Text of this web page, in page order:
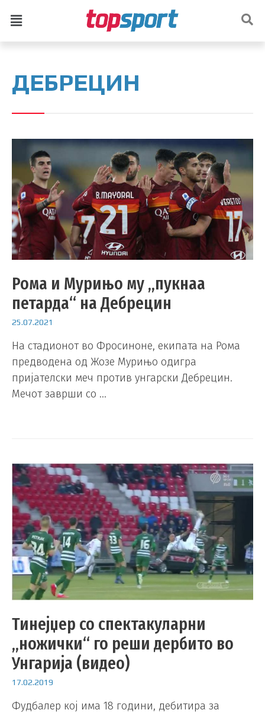
ДЕБРЕЦИН
Рома и Мурињо му „пукнаа
петарда“ на Дебрецин
25.07.2021
На стадионот во Фросиноне, екипата на Рома
предводена од Жозе Мурињо одигра
пријателски меч против унгарски Дебрецин.
Мечот заврши со …
Тинејџер со спектакуларни
„ножички“ го реши дербито во
Унгарија (видео)
17.02.2019
Фудбалер кој има 18 години, дебитира за